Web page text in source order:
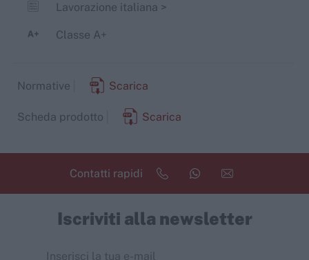
Lavorazione italiana >
Classe A+
Normative Scarica
Scheda prodotto Scarica
Contatti rapidi
Iscriviti alla newsletter